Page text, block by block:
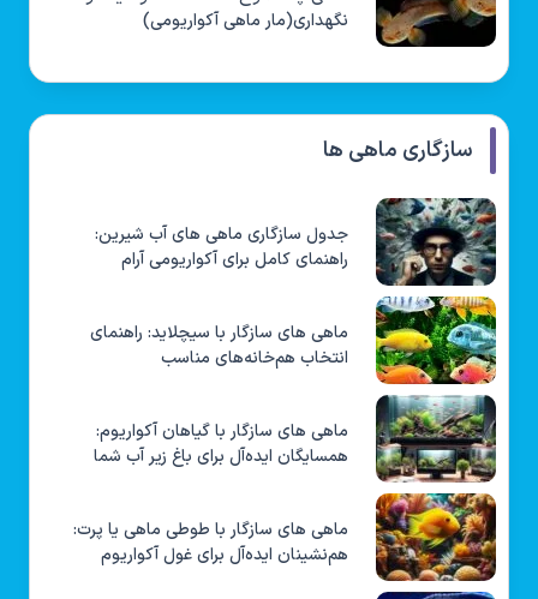
نگهداری(مار ماهی آکواریومی)
سازگاری ماهی ها
جدول سازگاری ماهی های آب شیرین:
راهنمای کامل برای آکواریومی آرام
ماهی های سازگار با سیچلاید: راهنمای
انتخاب هم‌خانه‌های مناسب
ماهی های سازگار با گیاهان آکواریوم:
همسایگان ایده‌آل برای باغ زیر آب شما
ماهی های سازگار با طوطی ماهی یا پرت:
هم‌نشینان ایده‌آل برای غول آکواریوم